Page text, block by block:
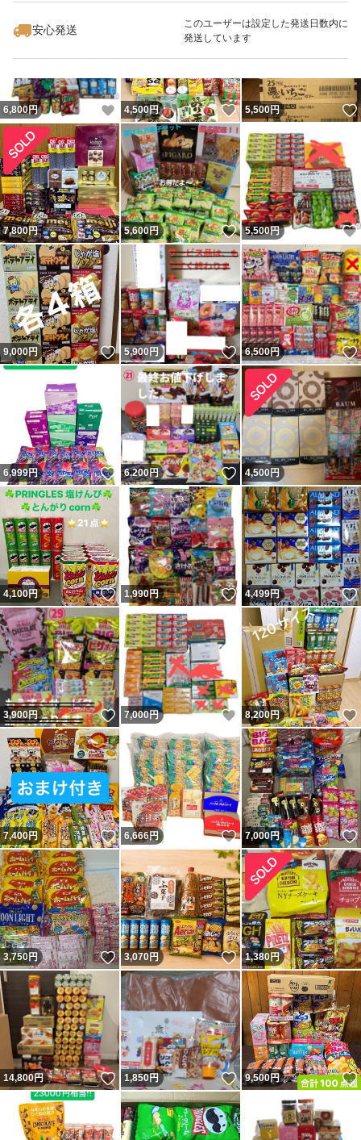
安心発送
このユーザーは設定した発送日数内に
発送しています
6,800円 いいね！
4,500円 いいね！
5,500円
7,800円 5,600円 いいね！
5,500円
9,000円 いいね！
5,900 円 いいね！
6,500円
6,999円 いいね！
6,200円 いいね！
4,500円
4,100円 いいね！
1,990円 いいね！
4,499円
3,900円 いいね！
7,000円 いいね！
8,200円
7,400円 いいね！
6,666円 いいね！
7,000円
3,750円 いいね！
3,070円 いいね！
1,380円
14,800円 いいね！
1,850円 いいね！
9,500円